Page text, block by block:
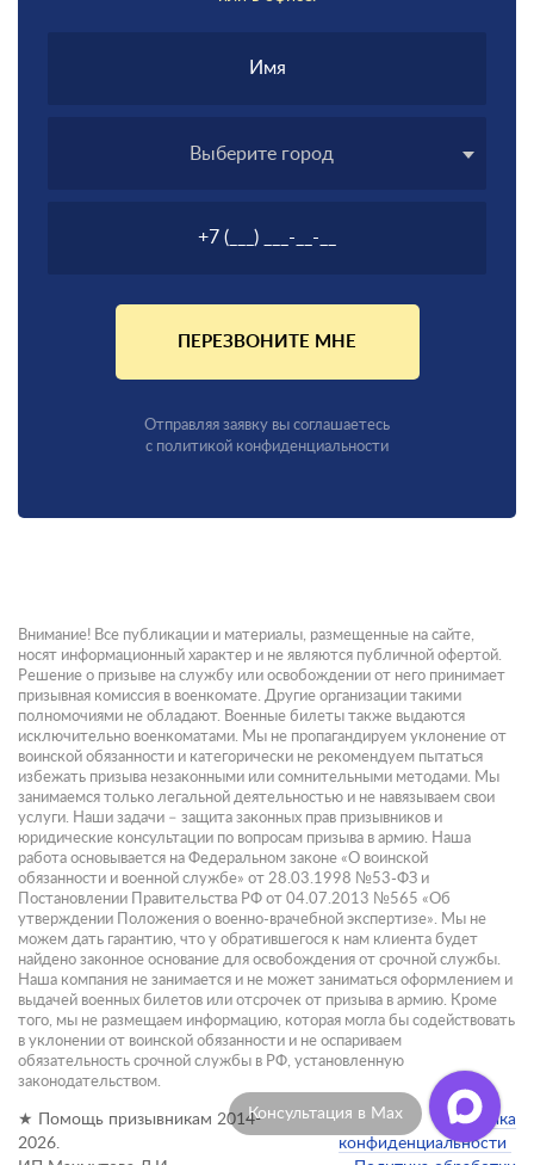
Выберите город
ПЕРЕЗВОНИТЕ МНЕ
Отправляя заявку вы соглашаетесь
с политикой конфиденциальности
Консультация в Max
Внимание! Все публикации и материалы, размещенные на сайте,
носят информационный характер и не являются публичной офертой.
Решение о призыве на службу или освобождении от него принимает
призывная комиссия в военкомате. Другие организации такими
полномочиями не обладают. Военные билеты также выдаются
исключительно военкоматами. Мы не пропагандируем уклонение от
воинской обязанности и категорически не рекомендуем пытаться
избежать призыва незаконными или сомнительными методами. Мы
занимаемся только легальной деятельностью и не навязываем свои
услуги. Наши задачи – защита законных прав призывников и
юридические консультации по вопросам призыва в армию. Наша
работа основывается на Федеральном законе «О воинской
обязанности и военной службе» от 28.03.1998 №53-ФЗ и
Постановлении Правительства РФ от 04.07.2013 №565 «Об
утверждении Положения о военно-врачебной экспертизе». Мы не
можем дать гарантию, что у обратившегося к нам клиента будет
найдено законное основание для освобождения от срочной службы.
Наша компания не занимается и не может заниматься оформлением и
выдачей военных билетов или отсрочек от призыва в армию. Кроме
того, мы не размещаем информацию, которая могла бы содействовать
в уклонении от воинской обязанности и не оспариваем
обязательность срочной службы в РФ, установленную
законодательством.
★ Помощь призывникам 2014-
2026.
Политика
конфиденциальности